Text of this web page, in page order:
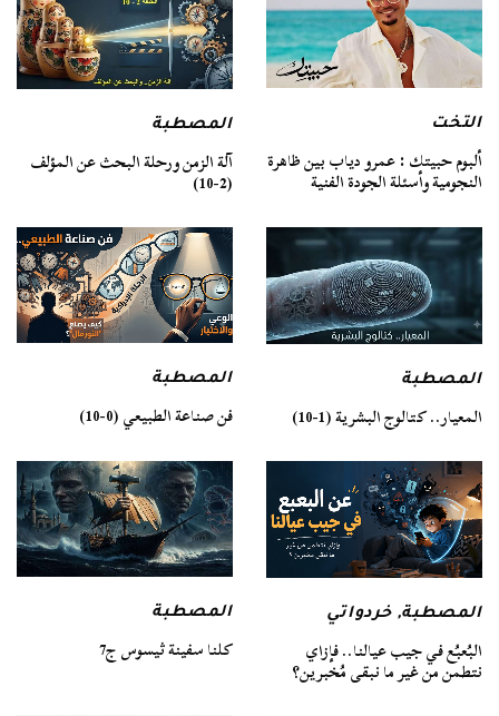
التخت
ألبوم حبيتك : عمرو دياب بين ظاهرة
النجومية وأسئلة الجودة الفنية
المصطبة
آلة الزمن ورحلة البحث عن المؤلف
(2-10)
المصطبة
المعيار.. كتالوج البشرية (1-10)
المصطبة
فن صناعة الطبيعي (0-10)
المصطبة,خردواتي
البُعبُع في جيب عيالنا.. فإزاي
نتطمن من غير ما نبقى مُخبرين؟
المصطبة
كلنا سفينة ثيسوس ج7